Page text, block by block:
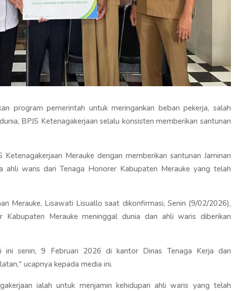
program pemerintah untuk meringankan beban pekerja, salah
BPJS Ketenagakerjaan selalu konsisten memberikan santunan
Merauke dengan memberikan santunan Jaminan
ahli waris dari Tenaga Honorer Kabupaten Merauke yang telah
Merauke, Lisawati Lisuallo saat dikonfirmasi, Senin (9/02/2026),
Kabupaten Merauke meninggal dunia dan ahli waris diberikan
ini senin, 9 Februari 2026 di kantor Dinas Tenaga Kerja dan
ucapnya kepada media ini.
ialah untuk menjamin kehidupan ahli waris yang telah